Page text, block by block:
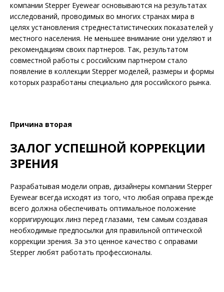
компании Stepper Eyewear основываются на результатах
исследований, проводимых во многих странах мира в
целях установления стреднестатистических показателей у
местного населения. Не меньшее внимание они уделяют и
рекомендациям своих партнеров. Так, результатом
совместной работы с российским партнером стало
появление в коллекции Stepper моделей, размеры и формы
которых разработаны специально для российского рынка.
Причина вторая
ЗАЛОГ УСПЕШНОЙ КОРРЕКЦИИ
ЗРЕНИЯ
Разрабатывая модели оправ, дизайнеры компании Stepper
Eyewear всегда исходят из того, что любая оправа прежде
всего должна обеспечивать оптимальное положение
корригирующих линз перед глазами, тем самым создавая
необходимые предпосылки для правильной оптической
коррекции зрения. За это ценное качество с оправами
Stepper любят работать профессионалы.